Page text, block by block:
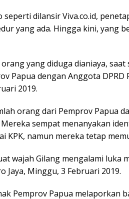
dilansir Viva.co.id,
yang ada. Hingga kini, yang
orang yang diduga dianiaya,
Papua dengan Anggota
2019.
orang dari Pemprov Papua
sempat menanyakan
KPK, namun mereka tetap
wajah Gilang mengalami luka
Jaya, Minggu, 3 Februari 2019.
Pemprov Papua melaporkan